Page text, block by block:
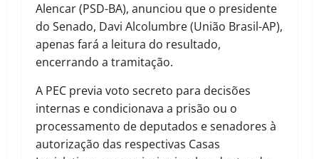
Alencar (PSD-BA), anunciou que o presidente
do Senado, Davi Alcolumbre (União Brasil-AP),
apenas fará a leitura do resultado,
encerrando a tramitação.
A PEC previa voto secreto para decisões
internas e condicionava a prisão ou o
processamento de deputados e senadores à
autorização das respectivas Casas